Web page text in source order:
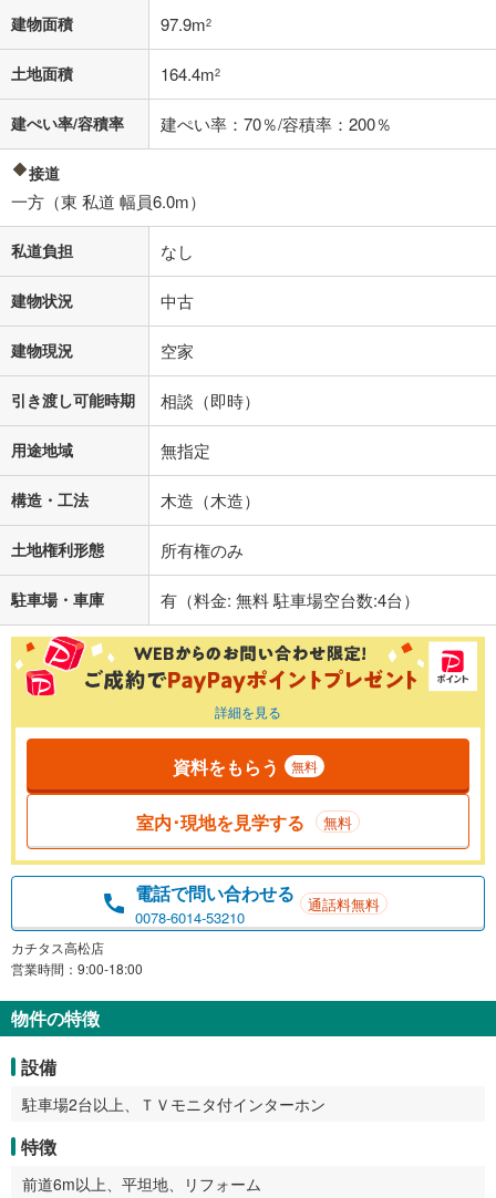
建物面積 97.9m2
土地面積 164.4m2
建ぺい率/容積率 建ぺい率：70％/容積率：200％
接道
一方（東 私道 幅員6.0m）
私道負担 なし
建物状況 中古
建物現況 空家
引き渡し可能時期 相談（即時）
用途地域 無指定
構造・工法 木造（木造）
土地権利形態 所有権のみ
駐車場・車庫 有（料金: 無料 駐車場空台数:4台）
詳細を見る
資料をもらう 無料
室内･現地を見学する 無料
電話で問い合わせる
0078-6014-53210
通話料無料
カチタス高松店
営業時間：9:00-18:00
物件の特徴
設備
駐車場2台以上、ＴＶモニタ付インターホン
特徴
前道6m以上、平坦地、リフォーム